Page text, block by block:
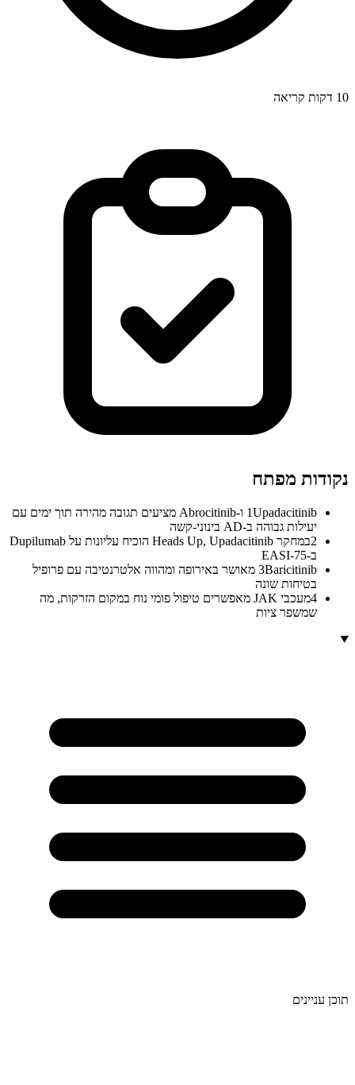
10 דקות קריאה
נקודות מפתח
1
Upadacitinib ו-Abrocitinib מציעים תגובה מהירה תוך ימים עם
יעילות גבוהה ב-AD בינוני-קשה
2
במחקר Heads Up, Upadacitinib הוכיח עליונות על Dupilumab
ב-EASI-75
3 Baricitinib מאושר באירופה ומהווה אלטרנטיבה עם פרופיל
בטיחות שונה
4
מעכבי JAK מאפשרים טיפול פומי נוח במקום הזרקות, מה
שמשפר ציות
תוכן עניינים